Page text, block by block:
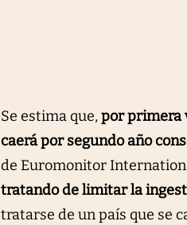
Se estima que,por primera
caerá por segundo año
de Euromonitor
tratando de limitar la
tratarse de un país que se